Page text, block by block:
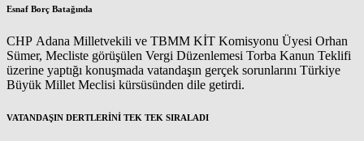
Esnaf Borç Batağında
CHP Adana Milletvekili ve TBMM KİT Komisyonu Üyesi Orhan
Sümer, Mecliste görüşülen Vergi Düzenlemesi Torba Kanun Teklifi
üzerine yaptığı konuşmada vatandaşın gerçek sorunlarını Türkiye
Büyük Millet Meclisi kürsüsünden dile getirdi.
VATANDAŞIN DERTLERİNİ TEK TEK SIRALADI